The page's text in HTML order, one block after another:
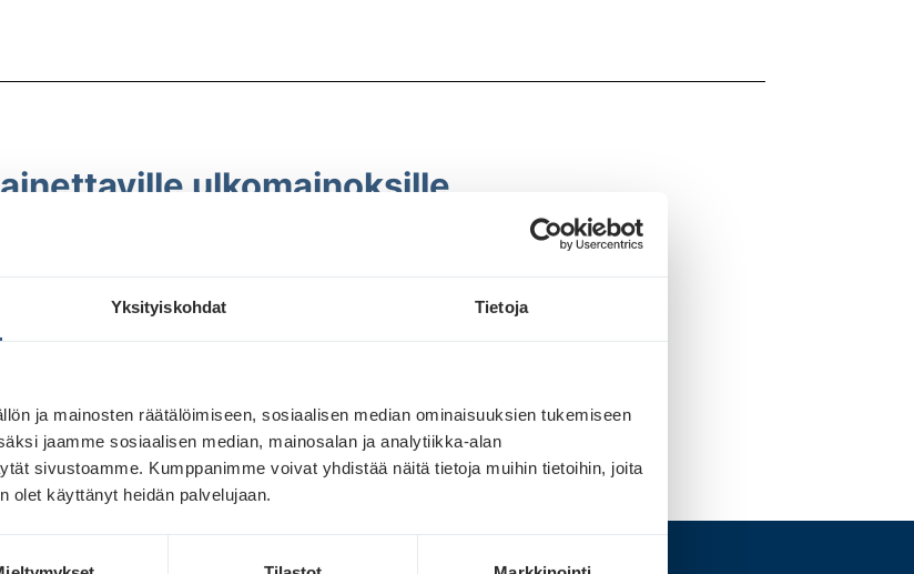
Yksityiskohdat Tietoja
ja mainosten räätälöimiseen, sosiaalisen median ominaisuuksien tukemiseen
jaamme sosiaalisen median, mainosalan ja analytiikka-alan
sivustoamme. Kumppanimme voivat yhdistää näitä tietoja muihin tietoihin, joita
olet käyttänyt heidän palvelujaan.
ulkomainoksille
painotavasta tulee värihallinnassa käyttää oikeaa profiilia.